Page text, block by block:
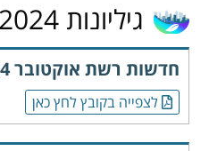
גיליונות 2024
חדשות רשת אוקטובר 2024
לצפייה בקובץ לחץ כאן